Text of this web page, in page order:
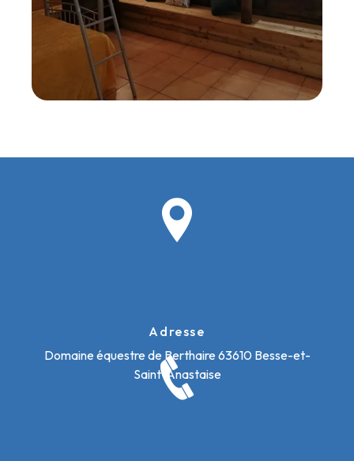
Adresse
Domaine équestre de Berthaire 63610 Besse-et-
Saint-Anastaise